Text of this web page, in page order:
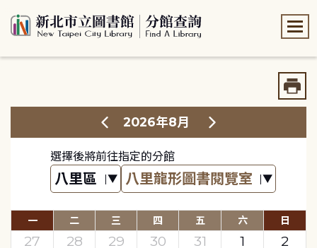
2026年8月
選擇後將前往指定的分館
一 二 三 四 五 六 日
27 28 29 30 31 1
2